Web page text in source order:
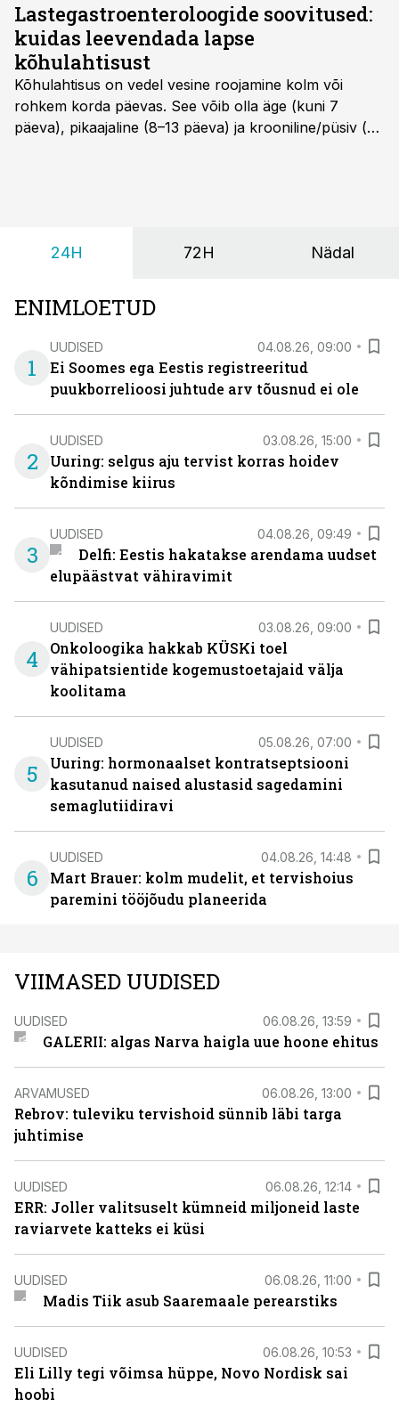
Lastegastroenteroloogide soovitused:
kuidas leevendada lapse
kõhulahtisust
Kõhulahtisus on vedel vesine roojamine kolm või
rohkem korda päevas. See võib olla äge (kuni 7
päeva), pikaajaline (8–13 päeva) ja krooniline/püsiv (>
24H 72H Nädal
ENIMLOETUD
1
UUDISED 04.08.26, 09:00
Ei Soomes ega Eestis registreeritud
puukborrelioosi juhtude arv tõusnud ei ole
2
UUDISED 03.08.26, 15:00
Uuring: selgus aju tervist korras hoidev
kõndimise kiirus
3
UUDISED 04.08.26, 09:49
Delfi: Eestis hakatakse arendama uudset
elupäästvat vähiravimit
4
UUDISED 03.08.26, 09:00
Onkoloogika hakkab KÜSKi toel
vähipatsientide kogemustoetajaid välja
koolitama
5
UUDISED 05.08.26, 07:00
Uuring: hormonaalset kontratseptsiooni
kasutanud naised alustasid sagedamini
semaglutiidiravi
6
UUDISED 04.08.26, 14:48
Mart Brauer: kolm mudelit, et tervishoius
paremini tööjõudu planeerida
VIIMASED UUDISED
UUDISED 06.08.26, 13:59
GALERII: algas Narva haigla uue hoone ehitus
ARVAMUSED 06.08.26, 13:00
Rebrov: tuleviku tervishoid sünnib läbi targa
juhtimise
UUDISED 06.08.26, 12:14
ERR: Joller valitsuselt kümneid miljoneid laste
raviarvete katteks ei küsi
UUDISED 06.08.26, 11:00
Madis Tiik asub Saaremaale perearstiks
UUDISED 06.08.26, 10:53
Eli Lilly tegi võimsa hüppe, Novo Nordisk sai
hoobi